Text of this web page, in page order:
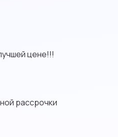
цене!!!
рассрочки